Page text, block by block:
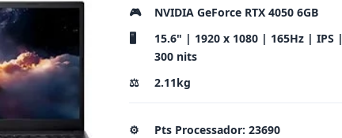
🎮
NVIDIA GeForce RTX 4050 6GB
🖥️
15.6" | 1920 x 1080 | 165Hz | IPS |
300 nits
⚖️ 2.11kg
⚙️ Pts Processador: 23690